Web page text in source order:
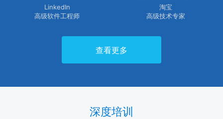
LinkedIn
高级软件工程师
淘宝
高级技术专家
查看更多
深度培训